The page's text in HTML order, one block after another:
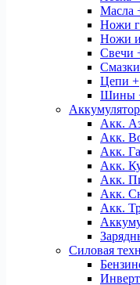
Масла
Ножи
Ножи и
Свечи
Цепи +
Шины
Акк.
Акк.
Акк.
Акк.
Акк.
Акк.
Акк.
Силовая